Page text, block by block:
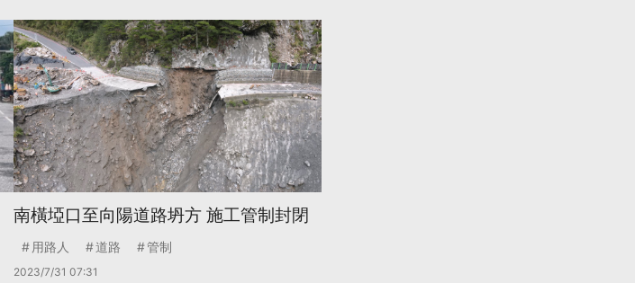
南橫埡口至向陽道路坍方 施工管制封閉
用路人 道路 管制
2023/7/31 07:31